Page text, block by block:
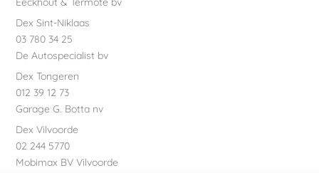
Dex Sint-Niklaas
03 780 34 25
De Autospecialist bv
Dex Tongeren
012 39 12 73
Garage G. Botta nv
Dex Vilvoorde
02 244 5770
Mobimax BV Vilvoorde